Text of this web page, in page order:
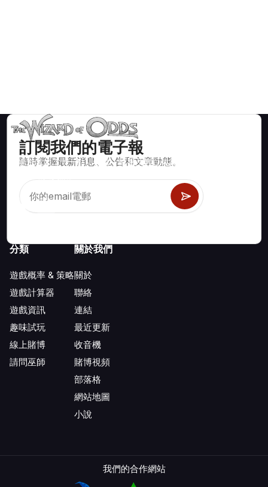
訂閱我們的電子報
隨時掌握最新消息、公告和文章動態。
賭場遊戲如二十一點、骰寶、輪盤及數百種其他可玩遊戲的數學
分類
遊戲概率 & 策略
遊戲計算器
遊戲資訊
趣味試玩
線上賭博
請問巫師
關於我們
關於
聯絡
連結
最近更新
收音機
賭博視頻
部落格
網站地圖
小說
我們的合作網站